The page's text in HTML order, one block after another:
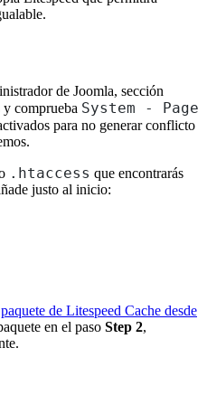
de Joomla, sección
y comprueba System - Page
para no generar conflicto
.htaccess que encontrarás
justo al inicio:
paquete de Litespeed Cache desde
en el paso Step 2,